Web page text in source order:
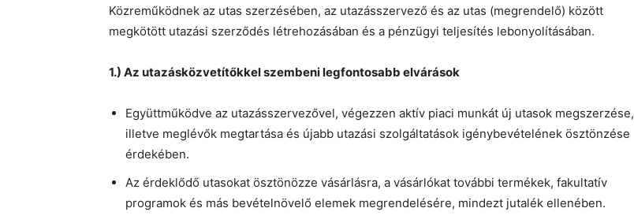
Közreműködnek az utas szerzésében, az utazásszervező és az utas (megrendelő) között
megkötött utazási szerződés létrehozásában és a pénzügyi teljesítés lebonyolításában.
1.) Az utazásközvetítőkkel szembeni legfontosabb elvárások
Együttműködve az utazásszervezővel, végezzen aktív piaci munkát új utasok megszerzése,
illetve meglévők megtartása és újabb utazási szolgáltatások igénybevételének ösztönzése
érdekében.
Az érdeklődő utasokat ösztönözze vásárlásra, a vásárlókat további termékek, fakultatív
programok és más bevételnövelő elemek megrendelésére, mindezt jutalék ellenében.